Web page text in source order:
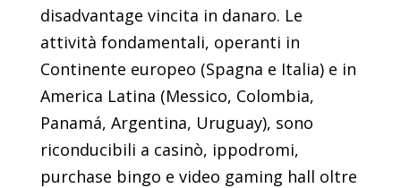
disadvantage vincita in danaro. Le
attività fondamentali, operanti in
Continente europeo (Spagna e Italia) e in
America Latina (Messico, Colombia,
Panamá, Argentina, Uruguay), sono
riconducibili a casinò, ippodromi,
purchase bingo e video gaming hall oltre